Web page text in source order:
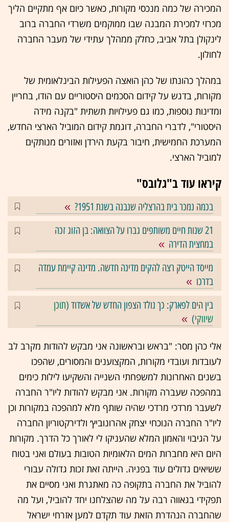
המכירה של כמה מנכסי מקורות, כאשר כיום אף מתקיים הליך
מכרזי למכירת המבנה שבו ממוקמים משרדי החברה ברוב
לינקולן בתל אביב, כחלק ממהלך עתידי של מעבר החברה
לחולון.
במהלך כהונתו של כהן הואצה הפעילות הבינלאומית של
מקורות, בדגש על קידום הסכמים היסטוריים עם הודו, בחריין
ומדינות נוספות, כמו גם פעילויות תשתית "בקנה מידה
היסטורי", לדברי החברה, דוגמת קידום המוביל הארצי החדש,
המערכת החמישית, חיבור בקעת הירדן ואזורים מנותקים
למוביל הארצי.
קיראו עוד ב"גלובס"
בכמה נמכר בית בהרצליה שנבנה בשנת 1951?
21 שנות חיים משותפים גברו על הצוואה: בן הזוג זכה
במחצית הדירה
מייסד הייטק רצה להקים מדינה חדשה. מדינה קיימת עמדה
בדרכו
בין הים לפארק: כך נולד הצפון החדש של אשדוד (תוכן
שיווקי)
אלי כהן מסר: "בראש ובראשונה אני מבקש להודות מקרב לב
לעובדות ועובדי מקורות, המקצוענים והמסורים, שהפכו
בשנים האחרונות למשפחתי השנייה והשקיעו לילות כימים
במהפכה שעברה מקורות. אני מבקש להודות ליו"ר החברה
לשעבר מרדכי מרדכי שהיה שותף מלא למהפכה במקורות וכן
ליו"ר החברה הנוכחי יצחק אהרונוביץ׳ ולדירקטוריון החברה
על הגיבוי והאמון המלא שהעניקו לי לאורך כל הדרך. מקורות
היום היא מחברות המים הלאומיות הטובות בעולם ואני בטוח
ששיאים גדולים עוד בפניה. הייתה זאת זכות גדולה עבורי
להוביל את החברה בתקופה כה מאתגרת ואני מסיים את
תפקידי בגאווה רבה על מה שהצלחנו יחד להוביל, ועל מה
שהחברה הנהדרת הזאת עוד תקדם למען אזרחי ישראל